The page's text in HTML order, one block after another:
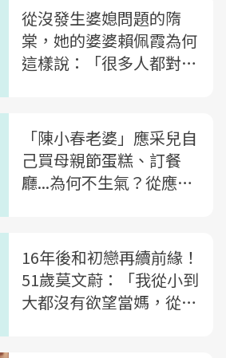
從沒發生婆媳問題的隋
棠，她的婆婆賴佩霞為何
這樣說：「很多人都對婆
「陳小春老婆」應采兒自
己買母親節蛋糕、訂餐
廳...為何不生氣？從應采
16年後和初戀再續前緣！
51歲莫文蔚：「我從小到
大都沒有欲望當媽，從沒